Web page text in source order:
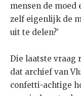
mensen de moed
zelf eigenlijk de
uit te delen?’
Die laatste vraag
dat archief van
confetti-achtige